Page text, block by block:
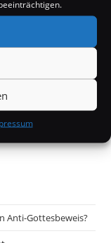
Anti-Gottesbeweis?